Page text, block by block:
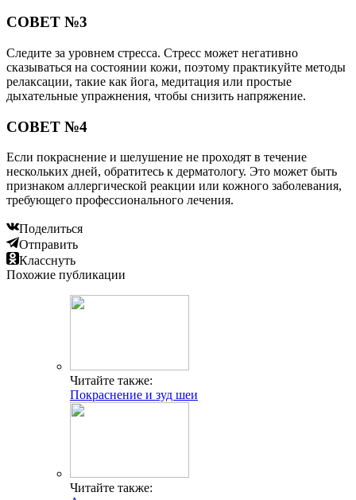
СОВЕТ №3
Следите за уровнем стресса. Стресс может негативно
сказываться на состоянии кожи, поэтому практикуйте методы
релаксации, такие как йога, медитация или простые
дыхательные упражнения, чтобы снизить напряжение.
СОВЕТ №4
Если покраснение и шелушение не проходят в течение
нескольких дней, обратитесь к дерматологу. Это может быть
признаком аллергической реакции или кожного заболевания,
требующего профессионального лечения.
Поделиться
Отправить
Класснуть
Похожие публикации
Читайте также:
Покраснение и зуд шеи
Читайте также: